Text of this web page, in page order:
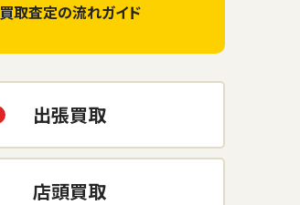
買取査定の流れガイド
出張買取
店頭買取